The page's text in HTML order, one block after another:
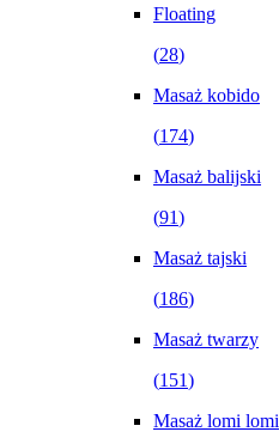
Floating
(28)
Masaż kobido
(174)
Masaż balijski
(91)
Masaż tajski
(186)
Masaż twarzy
(151)
Masaż lomi lomi